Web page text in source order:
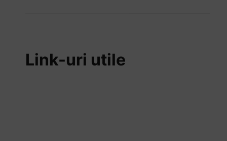
Link-uri utile